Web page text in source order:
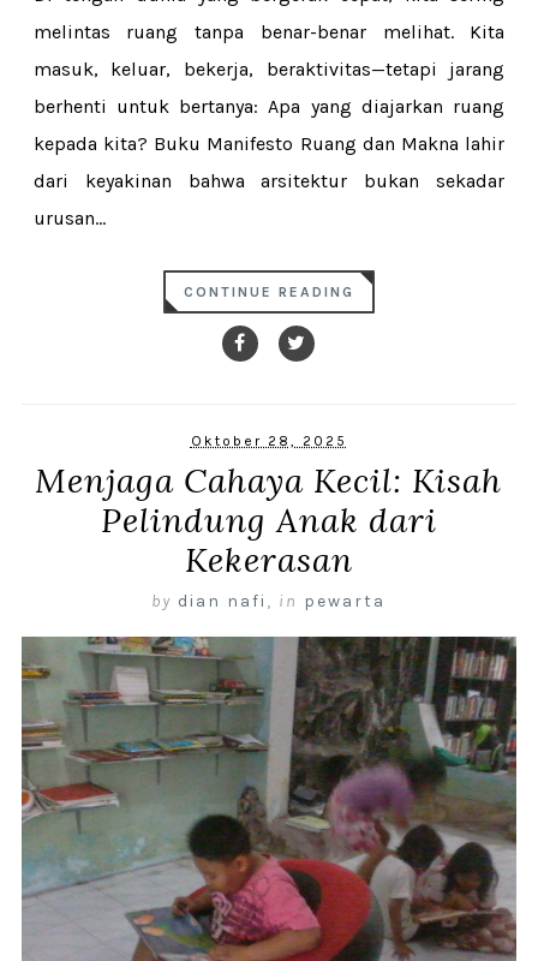
melintas ruang tanpa benar-benar melihat. Kita
masuk, keluar, bekerja, beraktivitas—tetapi jarang
berhenti untuk bertanya: Apa yang diajarkan ruang
kepada kita? Buku Manifesto Ruang dan Makna lahir
dari keyakinan bahwa arsitektur bukan sekadar
urusan...
CONTINUE READING
Oktober 28, 2025
Menjaga Cahaya Kecil: Kisah
Pelindung Anak dari
Kekerasan
by dian nafi , in pewarta